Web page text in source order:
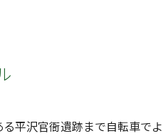
平沢官衙遺跡まで自転車でよ